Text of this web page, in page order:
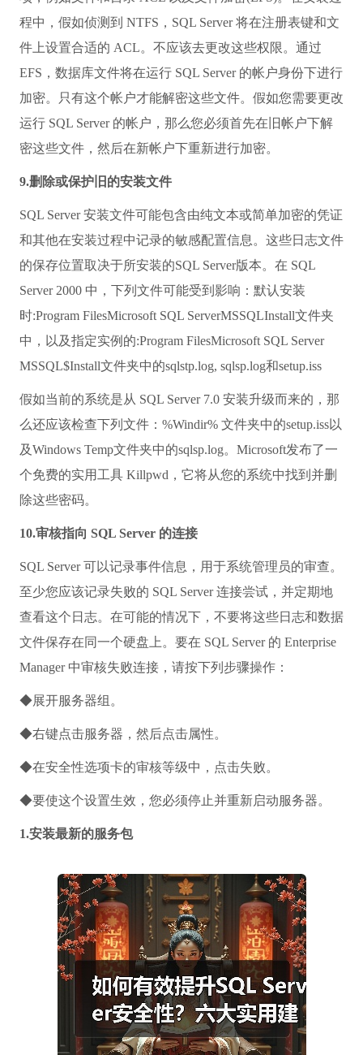
程中，假如侦测到 NTFS，SQL Server 将在注册表键和文
件上设置合适的 ACL。不应该去更改这些权限。通过
EFS，数据库文件将在运行 SQL Server 的帐户身份下进行
加密。只有这个帐户才能解密这些文件。假如您需要更改
运行 SQL Server 的帐户，那么您必须首先在旧帐户下解
密这些文件，然后在新帐户下重新进行加密。
9.删除或保护旧的安装文件
SQL Server 安装文件可能包含由纯文本或简单加密的凭证
和其他在安装过程中记录的敏感配置信息。这些日志文件
的保存位置取决于所安装的SQL Server版本。在 SQL
Server 2000 中，下列文件可能受到影响：默认安装
时:Program FilesMicrosoft SQL ServerMSSQLInstall文件夹
中，以及指定实例的:Program FilesMicrosoft SQL Server
MSSQL$Install文件夹中的sqlstp.log, sqlsp.log和setup.iss
假如当前的系统是从 SQL Server 7.0 安装升级而来的，那
么还应该检查下列文件：%Windir% 文件夹中的setup.iss以
及Windows Temp文件夹中的sqlsp.log。Microsoft发布了一
个免费的实用工具 Killpwd，它将从您的系统中找到并删
除这些密码。
10.审核指向 SQL Server 的连接
SQL Server 可以记录事件信息，用于系统管理员的审查。
至少您应该记录失败的 SQL Server 连接尝试，并定期地
查看这个日志。在可能的情况下，不要将这些日志和数据
文件保存在同一个硬盘上。要在 SQL Server 的 Enterprise
Manager 中审核失败连接，请按下列步骤操作：
◆展开服务器组。
◆右键点击服务器，然后点击属性。
◆在安全性选项卡的审核等级中，点击失败。
◆要使这个设置生效，您必须停止并重新启动服务器。
1.安装最新的服务包